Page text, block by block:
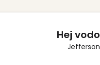
Hej vodo
Jefferson